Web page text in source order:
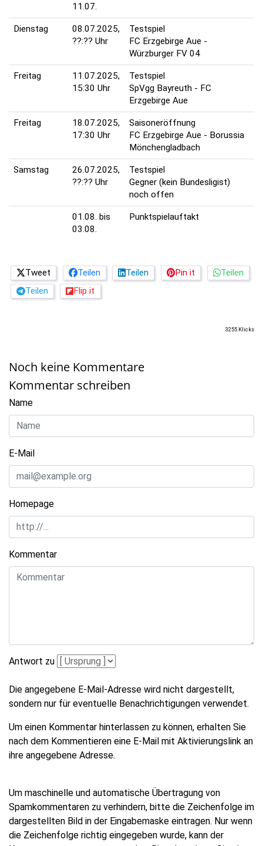
11.07.
Dienstag
08.07.2025,
??:?? Uhr
Testspiel
FC Erzgebirge Aue -
Würzburger FV 04
Freitag
11.07.2025,
15:30 Uhr
Testspiel
SpVgg Bayreuth - FC
Erzgebirge Aue
Freitag
18.07.2025,
17:30 Uhr
Saisoneröffnung
FC Erzgebirge Aue - Borussia
Mönchengladbach
Samstag
26.07.2025,
??:?? Uhr
Testspiel
Gegner (kein Bundesligist)
noch offen
01.08. bis
03.08.
Punktspielauftakt
Tweet Teilen Teilen Pin it
Teilen
Teilen
Flip it
3255 Klicks
Noch keine Kommentare
Kommentar schreiben
Name
E-Mail
Homepage
Kommentar
Antwort zu
Die angegebene E-Mail-Adresse wird nicht dargestellt,
sondern nur für eventuelle Benachrichtigungen verwendet.
Um einen Kommentar hinterlassen zu können, erhalten Sie
nach dem Kommentieren eine E-Mail mit Aktivierungslink an
ihre angegebene Adresse.
Um maschinelle und automatische Übertragung von
Spamkommentaren zu verhindern, bitte die Zeichenfolge im
dargestellten Bild in der Eingabemaske eintragen. Nur wenn
die Zeichenfolge richtig eingegeben wurde, kann der